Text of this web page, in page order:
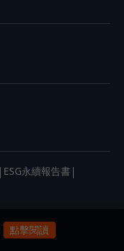
| ESG永續報告書 |
點擊閱讀